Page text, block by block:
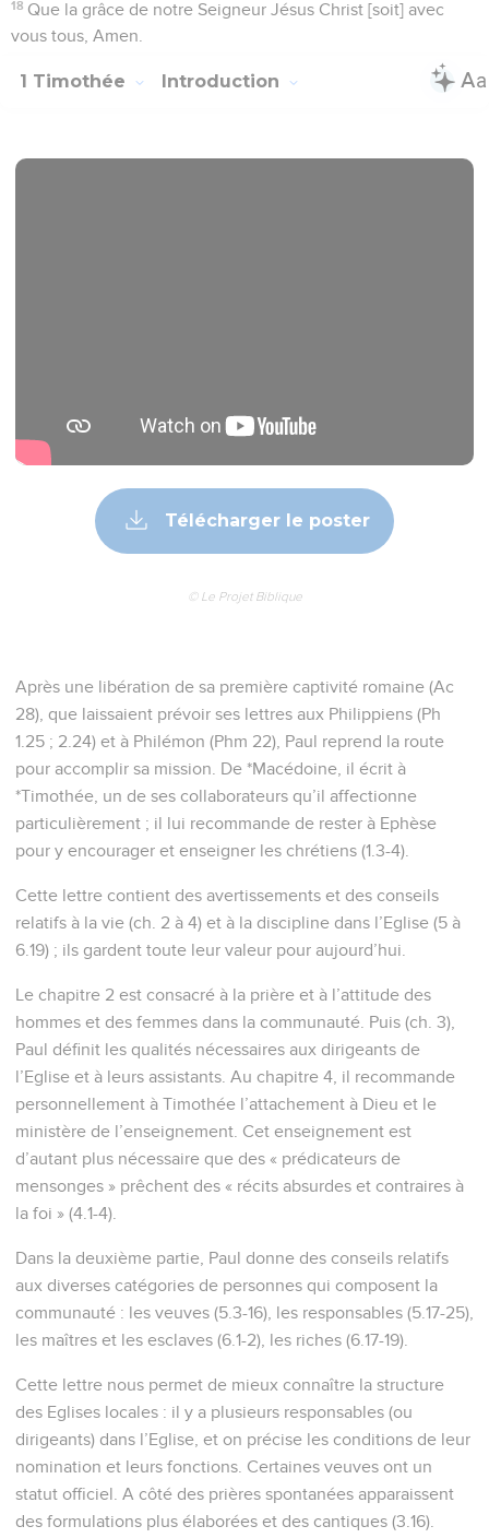
18 Que la grâce de notre Seigneur Jésus Christ [soit] avec
vous tous, Amen.
1 Timothée Introduction
Télécharger le poster
© Le Projet Biblique
Après une libération de sa première captivité romaine (Ac
28), que laissaient prévoir ses lettres aux Philippiens (Ph
1.25 ; 2.24) et à Philémon (Phm 22), Paul reprend la route
pour accomplir sa mission. De *Macédoine, il écrit à
*Timothée, un de ses collaborateurs qu’il affectionne
particulièrement ; il lui recommande de rester à Ephèse
pour y encourager et enseigner les chrétiens (1.3-4).
Cette lettre contient des avertissements et des conseils
relatifs à la vie (ch. 2 à 4) et à la discipline dans l’Eglise (5 à
6.19) ; ils gardent toute leur valeur pour aujourd’hui.
Le chapitre 2 est consacré à la prière et à l’attitude des
hommes et des femmes dans la communauté. Puis (ch. 3),
Paul définit les qualités nécessaires aux dirigeants de
l’Eglise et à leurs assistants. Au chapitre 4, il recommande
personnellement à Timothée l’attachement à Dieu et le
ministère de l’enseignement. Cet enseignement est
d’autant plus nécessaire que des « prédicateurs de
mensonges » prêchent des « récits absurdes et contraires à
la foi » (4.1-4).
Dans la deuxième partie, Paul donne des conseils relatifs
aux diverses catégories de personnes qui composent la
communauté : les veuves (5.3-16), les responsables (5.17-25),
les maîtres et les esclaves (6.1-2), les riches (6.17-19).
Cette lettre nous permet de mieux connaître la structure
des Eglises locales : il y a plusieurs responsables (ou
dirigeants) dans l’Eglise, et on précise les conditions de leur
nomination et leurs fonctions. Certaines veuves ont un
statut officiel. A côté des prières spontanées apparaissent
des formulations plus élaborées et des cantiques (3.16).